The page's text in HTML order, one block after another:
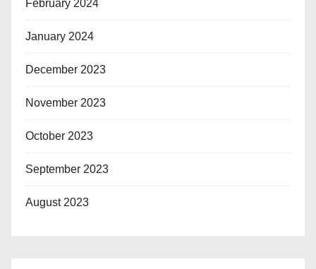
February 2024
January 2024
December 2023
November 2023
October 2023
September 2023
August 2023